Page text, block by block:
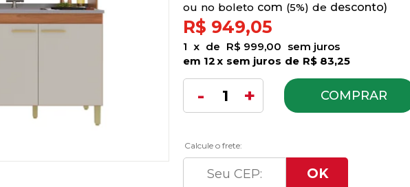
1 x de R$ 999,00 sem juros
12x de R$ 83,25
sem juros
R$ 949,05
de
5%)
no boleto
COMPRAR